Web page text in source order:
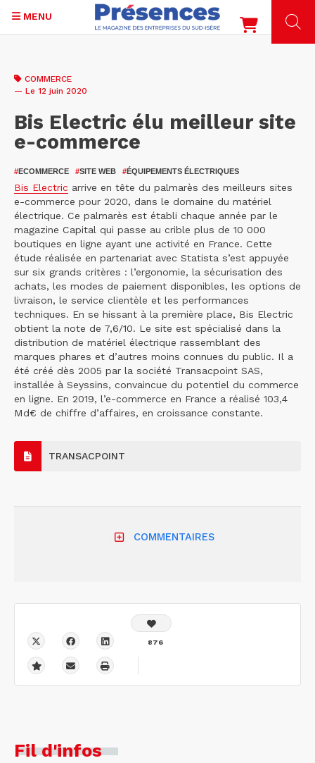
contenu
MENU
COMMERCE
— Le 12 juin 2020
Bis Electric élu meilleur site
e-commerce
#ECOMMERCE #SITE WEB #ÉQUIPEMENTS ÉLECTRIQUES
Bis Electric arrive en tête du palmarès des meilleurs sites
e-commerce pour 2020, dans le domaine du matériel
électrique. Ce palmarès est établi chaque année par le
magazine Capital qui passe au crible plus de 10 000
boutiques en ligne ayant une activité en France. Cette
étude réalisée en partenariat avec Statista s’est appuyée
sur six grands critères : l’ergonomie, la sécurisation des
achats, les modes de paiement disponibles, les options de
livraison, le service clientèle et les performances
techniques. En se hissant à la première place, Bis Electric
obtient la note de 7,6/10. Le site est spécialisé dans la
distribution de matériel électrique rassemblant des
marques phares et d’autres moins connues du public. Il a
été créé dès 2005 par la société Transacpoint SAS,
installée à Seyssins, convaincue du potentiel du commerce
en ligne. En 2019, l’e-commerce en France a réalisé 103,4
Md€ de chiffre d’affaires, en croissance constante.
TRANSACPOINT
COMMENTAIRES
876
Fil d'infos